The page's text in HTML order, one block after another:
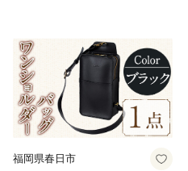
福岡県春日市